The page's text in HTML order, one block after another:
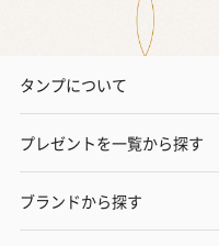
タンプについて
プレゼントを一覧から探す
ブランドから探す